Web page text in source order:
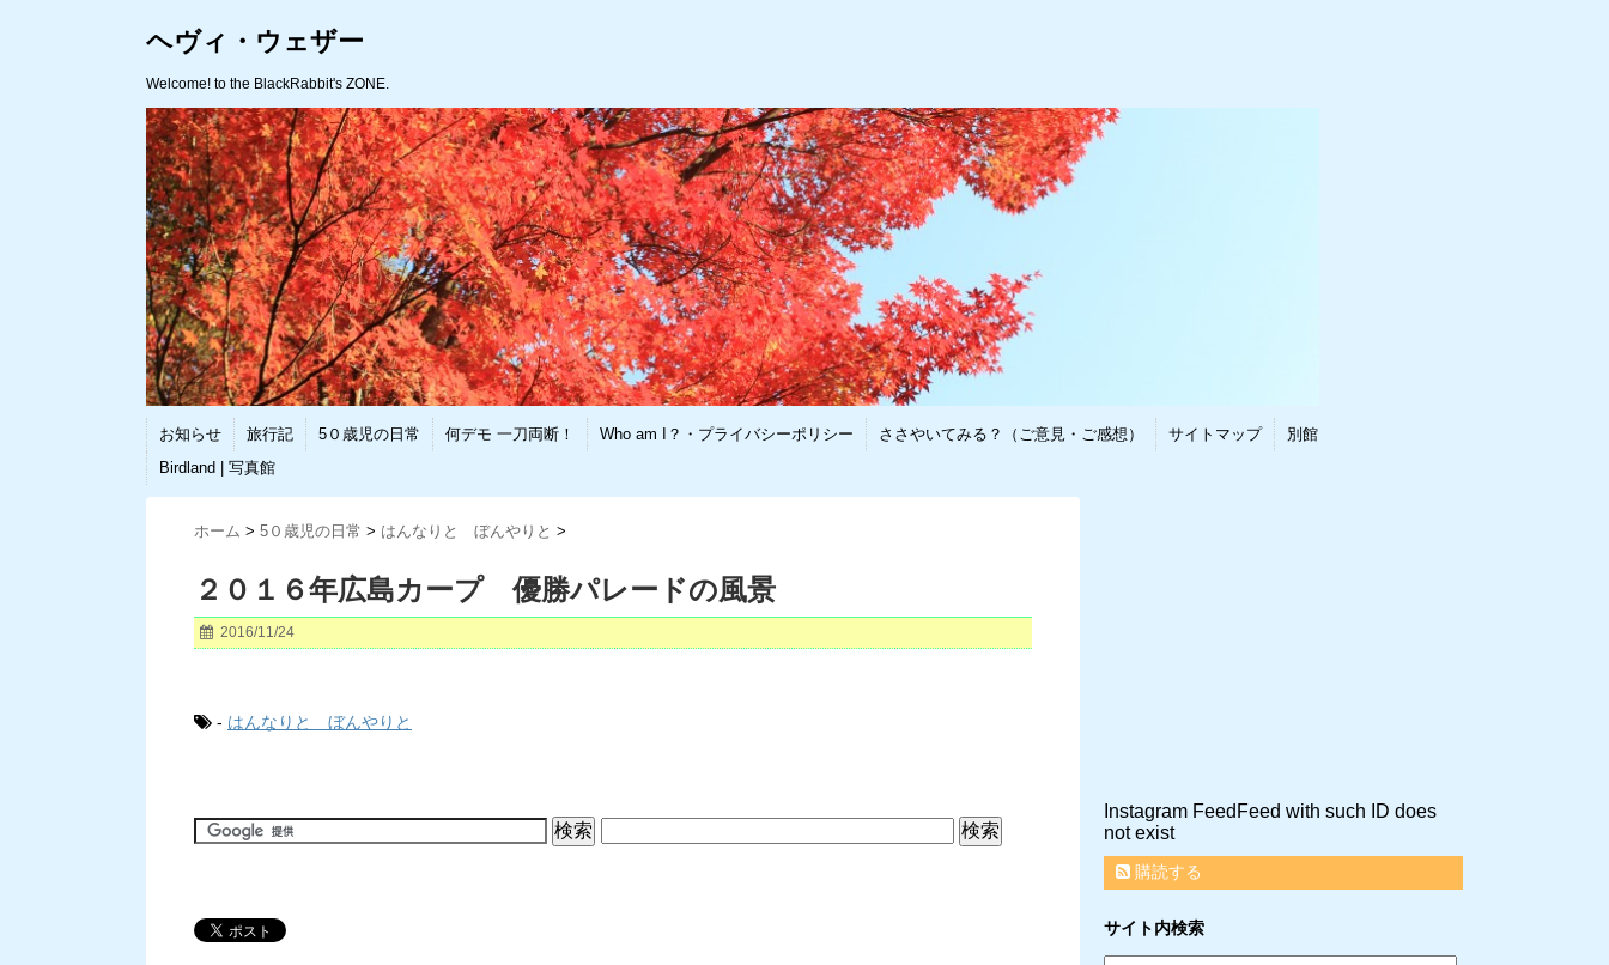
ヘヴィ・ウェザー
Welcome! to the BlackRabbit's ZONE.
お知らせ 旅行記 5０歳児の日常 何デモ 一刀両断！ Who am I？・プライバシーポリシー ささやいてみる？（ご意見・ご感想） サイトマップ
別館
Birdland | 写真館
ホーム > 5０歳児の日常 > はんなりと ぼんやりと >
２０１６年広島カープ 優勝パレードの風景
2016/11/24
- はんなりと ぼんやりと
Instagram FeedFeed with such ID does
not exist
購読する
サイト内検索